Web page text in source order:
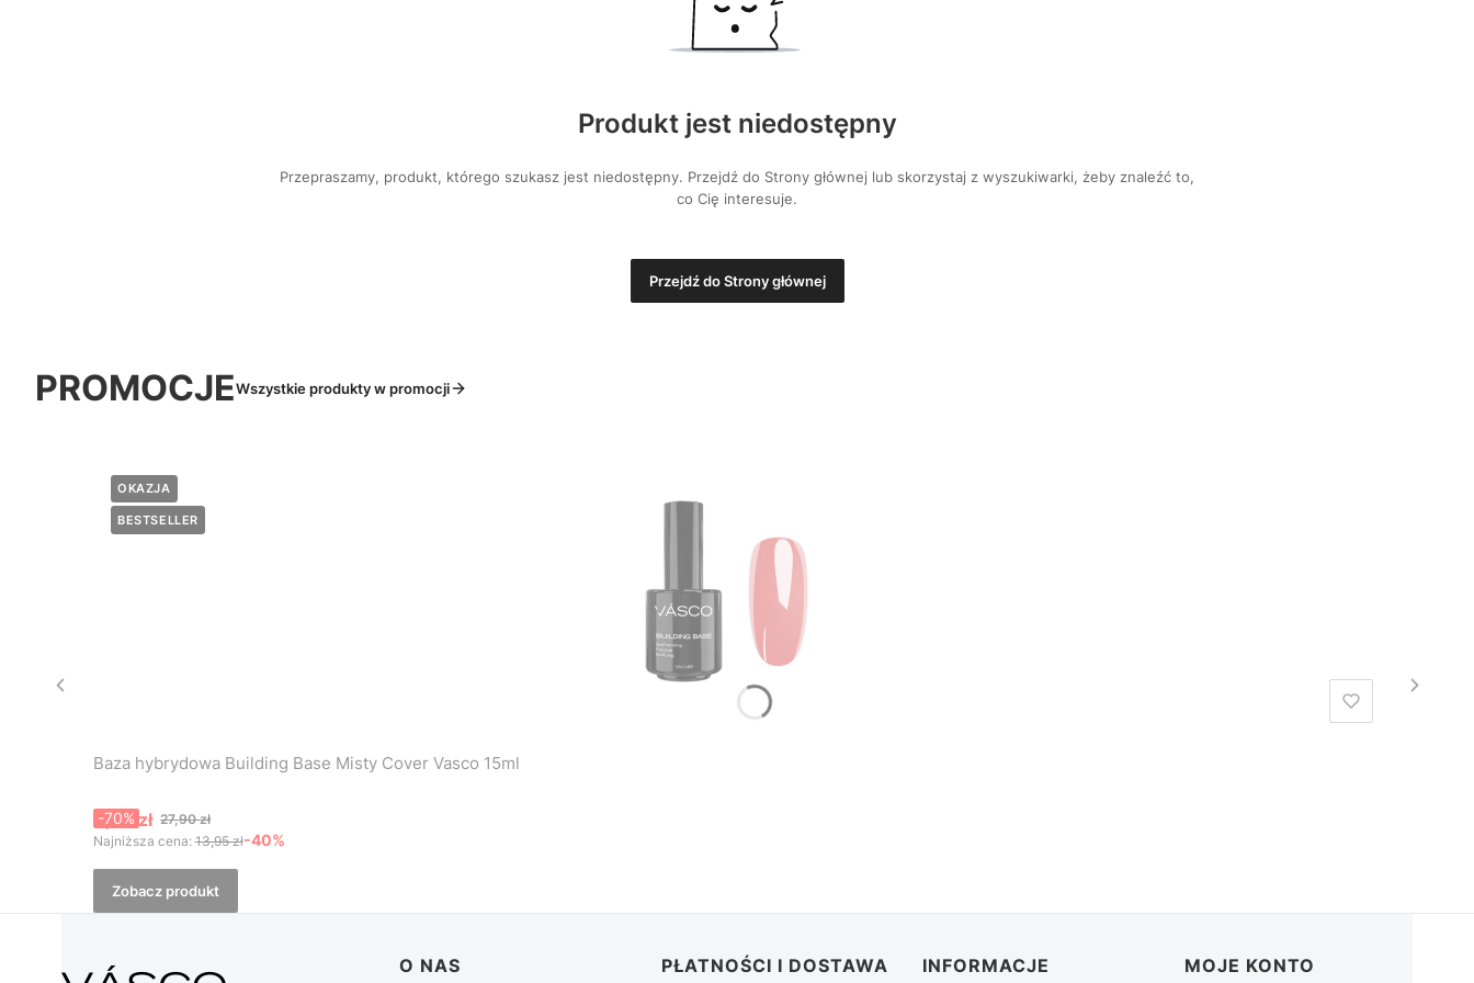
Produkt jest niedostępny
Przepraszamy, produkt, którego szukasz jest niedostępny. Przejdź do Strony głównej lub skorzystaj z wyszukiwarki, żeby znaleźć to,
co Cię interesuje.
Przejdź do Strony głównej
PROMOCJEWszystkie produkty w promocji
OKAZJA
BESTSELLER
Baza hybrydowa Building Base Misty Cover Vasco 15ml
Cena promocyjna
8,37 zł 27,90 zł
-70%
Najniższa cena: 13,95 zł-40%
Zobacz produkt
Linki w stopce
O NAS PŁATNOŚCI I DOSTAWA INFORMACJE MOJE KONTO